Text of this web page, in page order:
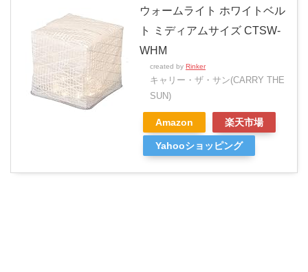
ウォームライト ホワイトベル
ト ミディアムサイズ CTSW-
WHM
created by Rinker
キャリー・ザ・サン(CARRY THE
SUN)
Amazon 楽天市場
Yahooショッピング